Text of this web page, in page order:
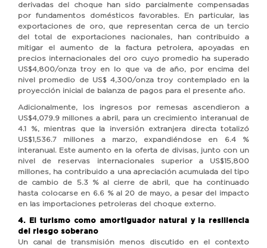
derivadas del choque han sido parcialmente compensadas
por fundamentos domésticos favorables. En particular, las
exportaciones de oro, que representan cerca de un tercio
del total de exportaciones nacionales, han contribuido a
mitigar el aumento de la factura petrolera, apoyadas en
precios internacionales del oro cuyo promedio ha superado
US$4,800/onza troy en lo que va de año, por encima del
nivel promedio de US$ 4,300/onza troy contemplado en la
proyección inicial de balanza de pagos para el presente año.
Adicionalmente, los ingresos por remesas ascendieron a
US$4,079.9 millones a abril, para un crecimiento interanual de
4.1 %, mientras que la inversión extranjera directa totalizó
US$1,536.7 millones a marzo, expandiéndose en 6.4 %
interanual. Este aumento en la oferta de divisas, junto con un
nivel de reservas internacionales superior a US$15,800
millones, ha contribuido a una apreciación acumulada del tipo
de cambio de 5.3 % al cierre de abril, que ha continuado
hasta colocarse en 6.6 % al 20 de mayo, a pesar del impacto
en las importaciones petroleras del choque externo.
4. El turismo como amortiguador natural y la resiliencia
del riesgo soberano
Un canal de transmisión menos discutido en el contexto